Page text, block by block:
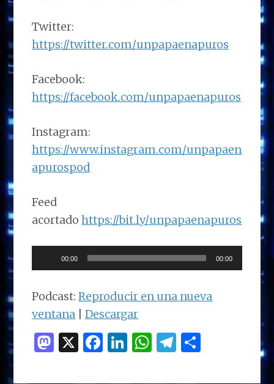
Twitter:
https://twitter.com/unpapaenapuros
Facebook:
https://facebook.com/unpapaenapuros
Instagram:
https://www.instagram.com/unpapaen
apurospod
Feed
acortadohttps://bit.ly/unpapaenapuros
Reproductor
de
audio
00:00 00:00
Podcast:Reproducir en una nueva
ventana |Descargar
M X F
Li W T